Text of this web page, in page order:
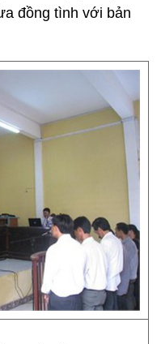
đồng tình với bản